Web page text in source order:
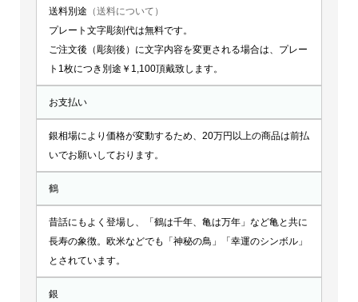
送料別途 （送料について）
プレート文字彫刻代は無料です。
ご注文後（彫刻後）に文字内容を変更される場合は、プレー
ト1枚につき別途￥1,100頂戴致します。
お支払い
銀相場により価格が変動するため、20万円以上の商品は前払
いでお願いしております。
鶴
昔話にもよく登場し、「鶴は千年、亀は万年」など亀と共に
長寿の象徴。欧米などでも「神秘の鳥」「幸運のシンボル」
とされています。
銀